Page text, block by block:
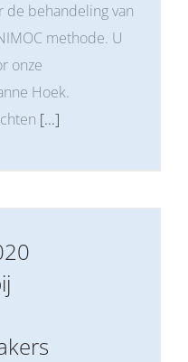
de behandeling van
methode. U
onze
Hoek.
[...]